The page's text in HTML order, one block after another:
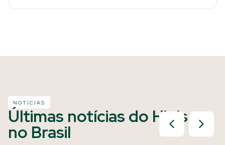
NOTÍCIAS
Últimas notícias do Hipismo
no Brasil